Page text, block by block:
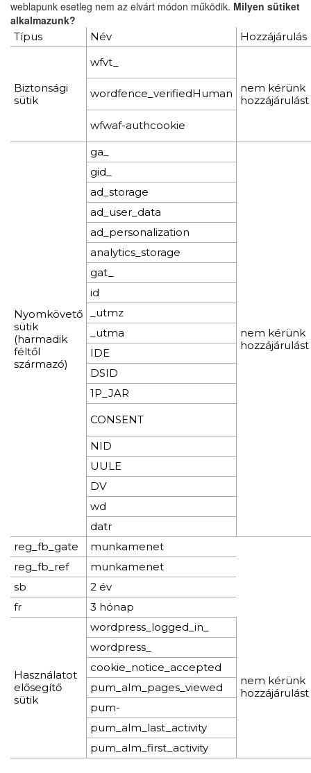
weblapunk esetleg nem az elvárt módon működik. Milyen sütiket
alkalmazunk?
Típus Név Hozzájárulás
Biztonsági
sütik
wfvt_
nem kérünk
hozzájárulást
wordfence_verifiedHuman
wfwaf-authcookie
Nyomkövető
sütik
(harmadik
féltől
származó)
ga_
nem kérünk
hozzájárulást
gid_
ad_storage
ad_user_data
ad_personalization
analytics_storage
gat_
id
_utmz
_utma
IDE
DSID
1P_JAR
CONSENT
NID
UULE
DV
wd
datr
reg_fb_gate
munkamenet
reg_fb_ref
munkamenet
sb
2 év
fr
3 hónap
Használatot
elősegítő
sütik
wordpress_logged_in_
nem kérünk
hozzájárulást
wordpress_
cookie_notice_accepted
pum_alm_pages_viewed
pum-
pum_alm_last_activity
pum_alm_first_activity